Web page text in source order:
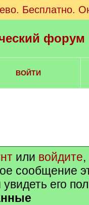
Бесплатно.
ВОЙТИ
или войдите
сообщение
его